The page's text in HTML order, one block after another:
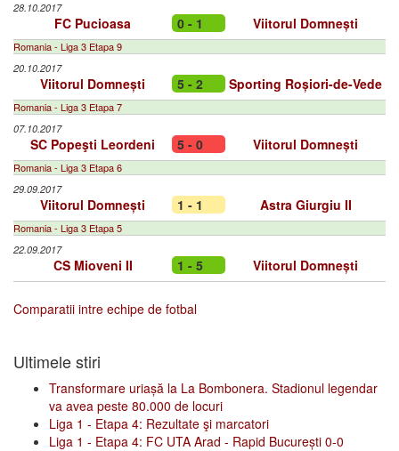
28.10.2017
FC Pucioasa 0 - 1 Viitorul Domnești
Romania - Liga 3 Etapa 9
20.10.2017
Viitorul Domnești 5 - 2 Sporting Roșiori-de-Vede
Romania - Liga 3 Etapa 7
07.10.2017
SC Popeşti Leordeni 5 - 0 Viitorul Domnești
Romania - Liga 3 Etapa 6
29.09.2017
Viitorul Domnești 1 - 1 Astra Giurgiu II
Romania - Liga 3 Etapa 5
22.09.2017
CS Mioveni II 1 - 5 Viitorul Domnești
Comparatii intre echipe de fotbal
Ultimele stiri
Transformare uriașă la La Bombonera. Stadionul legendar
va avea peste 80.000 de locuri
Liga 1 - Etapa 4: Rezultate şi marcatori
Liga 1 - Etapa 4: FC UTA Arad - Rapid București 0-0